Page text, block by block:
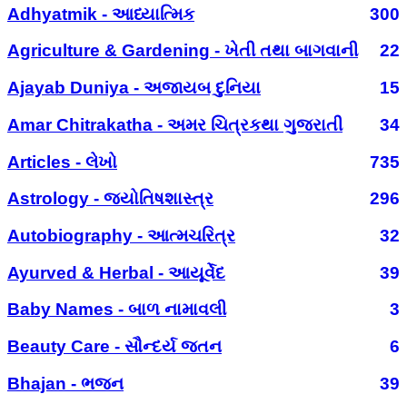
Adhyatmik - આધ્યાત્મિક
300
Agriculture & Gardening - ખેતી તથા બાગવાની
22
Ajayab Duniya - અજાયબ દુનિયા
15
Amar Chitrakatha - અમર ચિત્રકથા ગુજરાતી
34
Articles - લેખો
735
Astrology - જ્યોતિષશાસ્ત્ર
296
Autobiography - આત્મચરિત્ર
32
Ayurved & Herbal - આયૂર્વેદ
39
Baby Names - બાળ નામાવલી
3
Beauty Care - સૌન્દર્ય જતન
6
Bhajan - ભજન
39